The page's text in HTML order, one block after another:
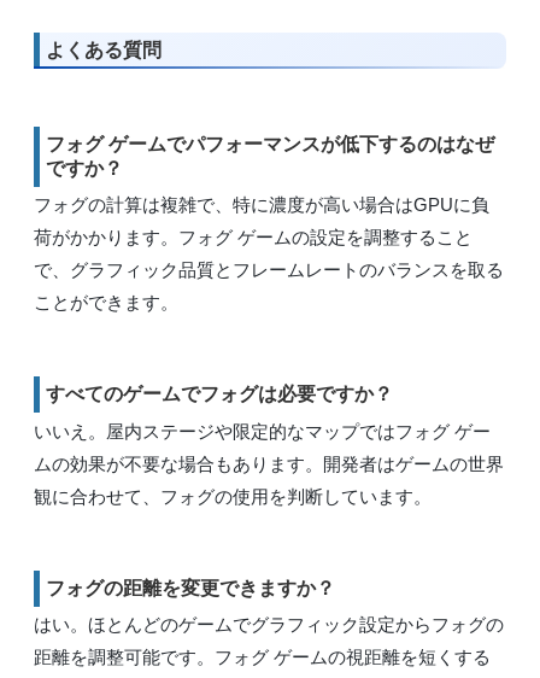
よくある質問
フォグ ゲームでパフォーマンスが低下するのはなぜ
ですか？
フォグの計算は複雑で、特に濃度が高い場合はGPUに負
荷がかかります。フォグ ゲームの設定を調整すること
で、グラフィック品質とフレームレートのバランスを取る
ことができます。
すべてのゲームでフォグは必要ですか？
いいえ。屋内ステージや限定的なマップではフォグ ゲー
ムの効果が不要な場合もあります。開発者はゲームの世界
観に合わせて、フォグの使用を判断しています。
フォグの距離を変更できますか？
はい。ほとんどのゲームでグラフィック設定からフォグの
距離を調整可能です。フォグ ゲームの視距離を短くする